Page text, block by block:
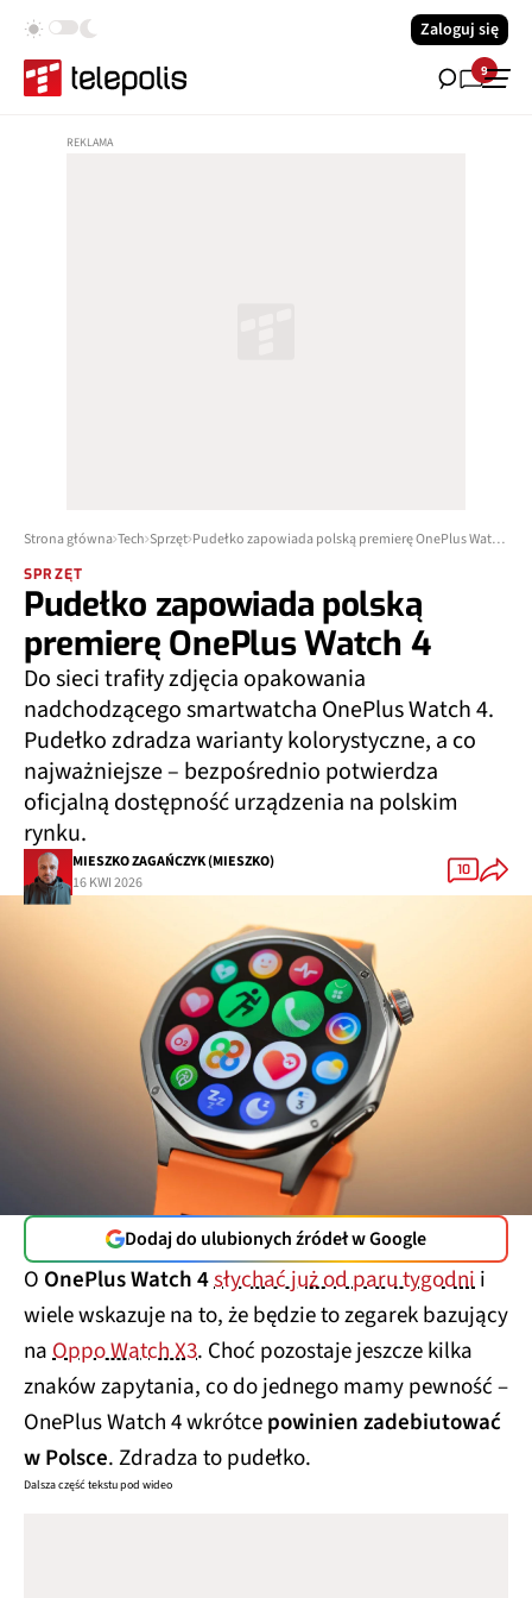
Zaloguj się
9
Strona główna Tech Sprzęt Pudełko zapowiada polską premierę OnePlus Watch 4
SPRZĘT
Pudełko zapowiada polską
premierę OnePlus Watch 4
Do sieci trafiły zdjęcia opakowania
nadchodzącego smartwatcha OnePlus Watch 4.
Pudełko zdradza warianty kolorystyczne, a co
najważniejsze – bezpośrednio potwierdza
oficjalną dostępność urządzenia na polskim
rynku.
MIESZKO ZAGAŃCZYK (MIESZKO)
16 KWI 2026
10
Dodaj do ulubionych źródeł w Google
O OnePlus Watch 4słychać już od paru tygodnii
wiele wskazuje na to, że będzie to zegarek bazujący
naOppo Watch X3. Choć pozostaje jeszcze kilka
znaków zapytania, co do jednego mamy pewność –
OnePlus Watch 4 wkrótcepowinien zadebiutować
w Polsce. Zdradza to pudełko.
Dalsza część tekstu pod wideo